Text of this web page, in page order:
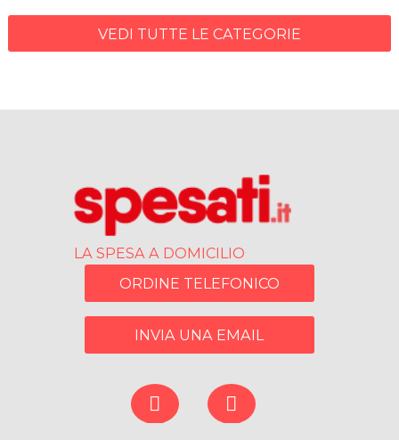
VEDI TUTTE LE CATEGORIE
LA SPESA A DOMICILIO
ORDINE TELEFONICO
INVIA UNA EMAIL